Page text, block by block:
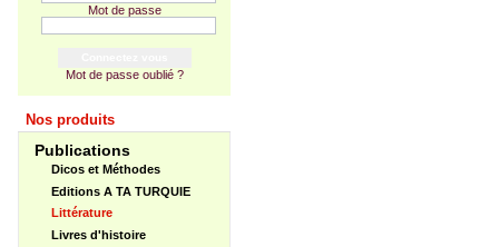
Mot de passe
Mot de passe oublié ?
Nos produits
Publications
Dicos et Méthodes
Editions A TA TURQUIE
Littérature
Livres d'histoire